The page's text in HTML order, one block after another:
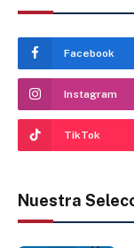
Facebook
Instagram
TikTok
Nuestra